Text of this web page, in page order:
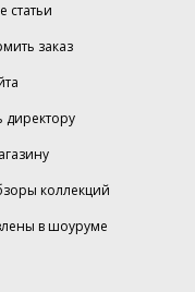
статьи
заказ
директору
коллекций
в шоуруме